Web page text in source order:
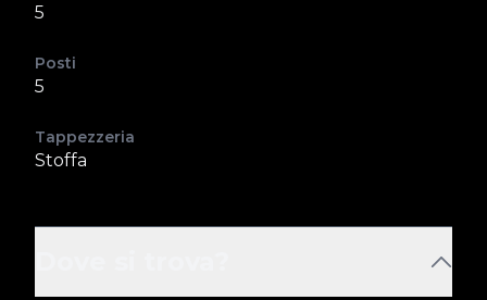
5
Posti
5
Tappezzeria
Stoffa